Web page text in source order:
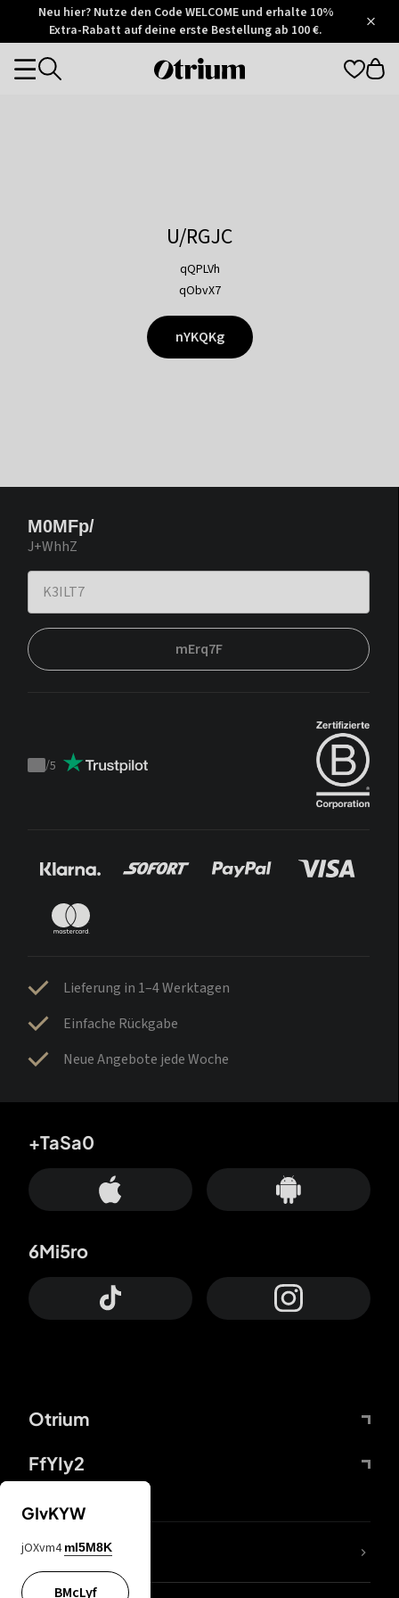
Otrium
Trustpilot
Neu hier? Nutze den Code WELCOME und erhalte 10%
Extra-Rabatt auf deine erste Bestellung ab 100 €.
Otrium
Categories
U/RGJC
qQPLVh
qObvX7
nYKQKg
M0MFp/
J+WhhZ
mErq7F
Trustpilot
/5
Lieferung in 1–4 Werktagen
Einfache Rückgabe
Neue Angebote jede Woche
Otrium
FfYIy2
+TaSa0
6Mi5ro
DDcvSo
GIvKYW
jOXvm4 mI5M8K
BMcLyf